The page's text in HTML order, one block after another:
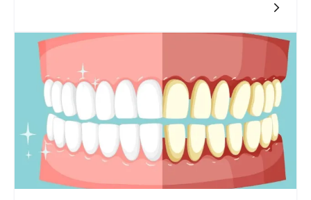
zależy od nawyków żywieniowych i higienicznych osoby, która
zdecydowała się na wybielanie. Nasilona konsumpcja
barwiących napojów, takich jak kawa, herbata czy czerwone
wino, a także palenie papierosów, może znacznie skrócić czas
utrzymania się uzyskanych efektów. Ponadto, odpowiednia
higiena jamy ustnej, w tym regularne szczotkowanie i
używanie nici dentystycznych, pomaga zachować bielsze
zęby na dłużej. Warto również pamiętać, że sam czas
wybielania w domu, zazwyczaj wynoszący od kilku dni do
kilku tygodni, wpływa na głębokość osiągniętych rezultatów –
im dłużej stosujemy produkt, tym bardziej intensywny efekt
można osiągnąć.